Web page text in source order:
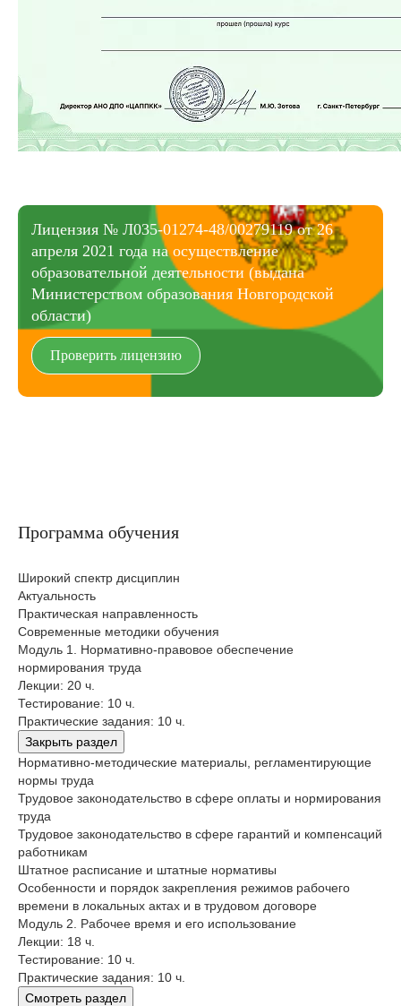
Лицензия № Л035-01274-48/00279119 от 26
апреля 2021 года на осуществление
образовательной деятельности (выдана
Министерством образования Новгородской
области)
Проверить лицензию
Программа обучения
Широкий спектр дисциплин
Актуальность
Практическая направленность
Современные методики обучения
Модуль 1. Нормативно-правовое обеспечение
нормирования труда
Лекции: 20 ч.
Тестирование: 10 ч.
Практические задания: 10 ч.
Закрыть раздел
Нормативно-методические материалы, регламентирующие
нормы труда
Трудовое законодательство в сфере оплаты и нормирования
труда
Трудовое законодательство в сфере гарантий и компенсаций
работникам
Штатное расписание и штатные нормативы
Особенности и порядок закрепления режимов рабочего
времени в локальных актах и в трудовом договоре
Модуль 2. Рабочее время и его использование
Лекции: 18 ч.
Тестирование: 10 ч.
Практические задания: 10 ч.
Смотреть раздел